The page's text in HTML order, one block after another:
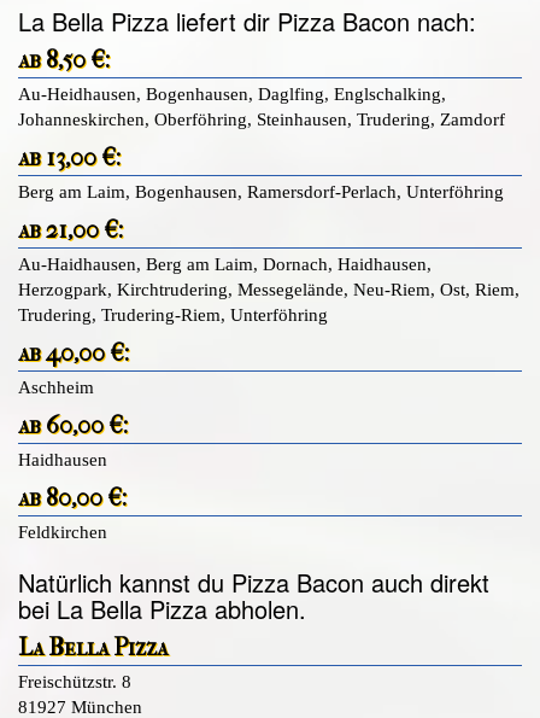
La Bella Pizza liefert dir Pizza Bacon nach:
ab 8,50 €:
Au-Heidhausen, Bogenhausen, Daglfing, Englschalking,
Johanneskirchen, Oberföhring, Steinhausen, Trudering, Zamdorf
ab 13,00 €:
Berg am Laim, Bogenhausen, Ramersdorf-Perlach, Unterföhring
ab 21,00 €:
Au-Haidhausen, Berg am Laim, Dornach, Haidhausen,
Herzogpark, Kirchtrudering, Messegelände, Neu-Riem, Ost, Riem,
Trudering, Trudering-Riem, Unterföhring
ab 40,00 €:
Aschheim
ab 60,00 €:
Haidhausen
ab 80,00 €:
Feldkirchen
Natürlich kannst du Pizza Bacon auch direkt
bei La Bella Pizza abholen.
La Bella Pizza
Freischützstr. 8
81927 München